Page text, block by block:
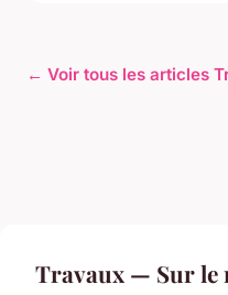
← Voir tous les articles
Travaux — Sur le